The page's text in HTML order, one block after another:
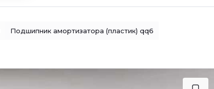
Подшипник амортизатора (пластик) qq6